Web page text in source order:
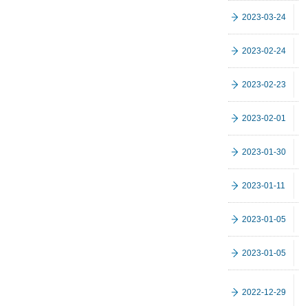
2023-03-24
2023-02-24
2023-02-23
2023-02-01
2023-01-30
2023-01-11
2023-01-05
2023-01-05
2022-12-29